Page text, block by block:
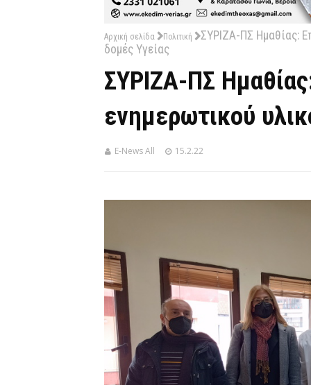
Αρχική σελίδα Πολιτική
ΣΥΡΙΖΑ-ΠΣ Ημαθίας:
δομές Υγείας
ΣΥΡΙΖΑ-ΠΣ
ενημερωτικού
E-News All 15.2.22